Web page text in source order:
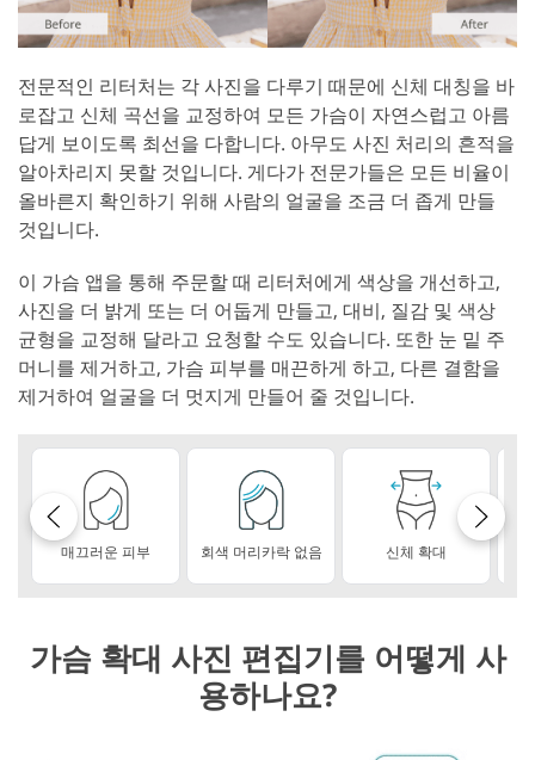
전문적인 리터처는 각 사진을 다루기 때문에 신체 대칭을 바
로잡고 신체 곡선을 교정하여 모든 가슴이 자연스럽고 아름
답게 보이도록 최선을 다합니다. 아무도 사진 처리의 흔적을
알아차리지 못할 것입니다. 게다가 전문가들은 모든 비율이
올바른지 확인하기 위해 사람의 얼굴을 조금 더 좁게 만들
것입니다.
이 가슴 앱을 통해 주문할 때 리터처에게 색상을 개선하고,
사진을 더 밝게 또는 더 어둡게 만들고, 대비, 질감 및 색상
균형을 교정해 달라고 요청할 수도 있습니다. 또한 눈 밑 주
머니를 제거하고, 가슴 피부를 매끈하게 하고, 다른 결함을
제거하여 얼굴을 더 멋지게 만들어 줄 것입니다.
매끄러운 피부 회색 머리카락 없음 신체 확대
가슴 확대 사진 편집기를 어떻게 사
용하나요?